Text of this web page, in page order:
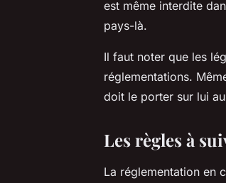
est même interdite
pays-là.
Il faut noter que les
réglementations.
doit le porter sur lui
Les règles à
La réglementation en